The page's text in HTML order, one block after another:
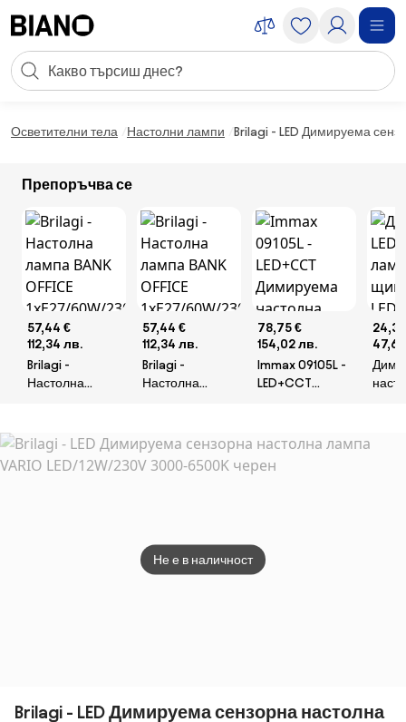
Търсене
Осветителни тела Настолни лампи Brilagi - LED Димируема
Препоръчва се
57,44 €
112,34 лв.
Brilagi -
Настолна
1xE27/60W/230V
месинг/бяла
57,44 €
112,34 лв.
Brilagi -
Настолна
1xE27/60W/230V
месинг/зелен
78,75 €
154,02 лв.
Immax 09105L -
LED+CCT
лампа с
зареждане QI
Не е в наличност
Brilagi - LED Димируема сензорна настолна